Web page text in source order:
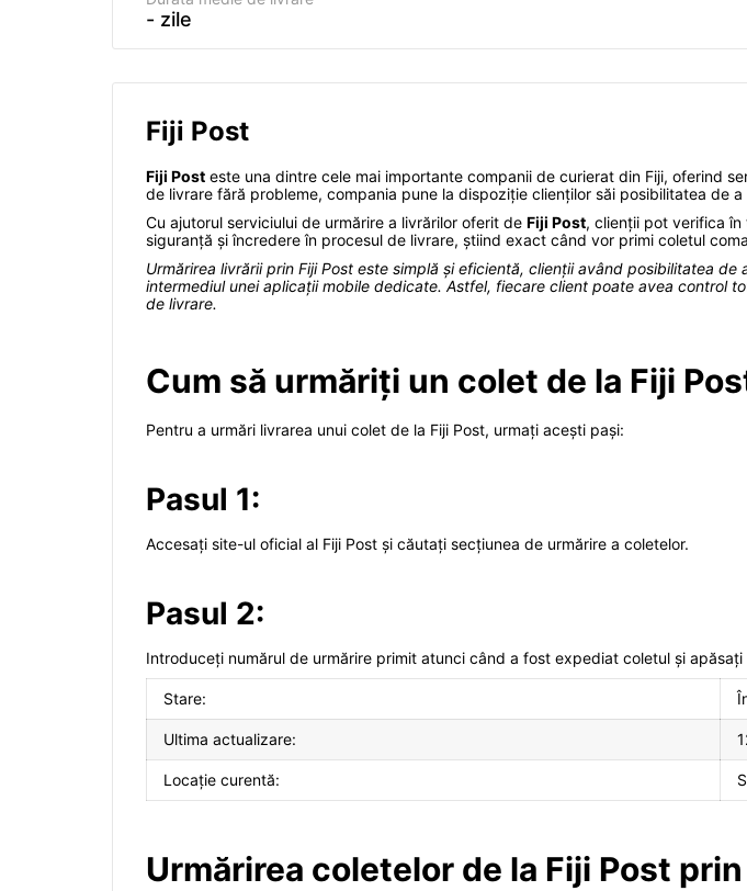
- zile
Fiji Post
Fiji Post este una dintre cele mai importante companii de curierat din Fiji, oferind
de livrare fără probleme, compania pune la dispoziție clienților săi posibilitatea de
Cu ajutorul serviciului de urmărire a livrărilor oferit de Fiji Post, clienții pot verifica în
siguranță și încredere în procesul de livrare, știind exact când vor primi coletul
Urmărirea livrării prin Fiji Post este simplă și eficientă, clienții având posibilitatea
intermediul unei aplicații mobile dedicate. Astfel, fiecare client poate avea control
de livrare.
Cum să urmăriți un colet de la Fiji
Pentru a urmări livrarea unui colet de la Fiji Post, urmați acești pași:
Pasul 1:
Accesați site-ul oficial al Fiji Post și căutați secțiunea de urmărire a coletelor.
Pasul 2:
Introduceți numărul de urmărire primit atunci când a fost expediat coletul și
Stare:
Ultima actualizare:
Locație curentă:
Urmărirea coletelor de la Fiji Post